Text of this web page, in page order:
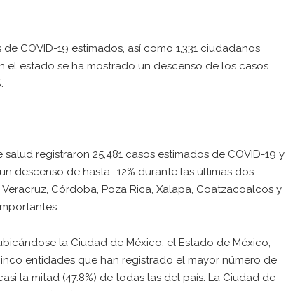
COVID-19 estimados, así como 1,331 ciudadanos
el estado se ha mostrado un descenso de los casos
registraron 25,481 casos estimados de COVID-19 y
descenso de hasta -12% durante las últimas dos
Córdoba, Poza Rica, Xalapa, Coatzacoalcos y
la Ciudad de México, el Estado de México,
entidades que han registrado el mayor número de
la mitad (47.8%) de todas las del país. La Ciudad de